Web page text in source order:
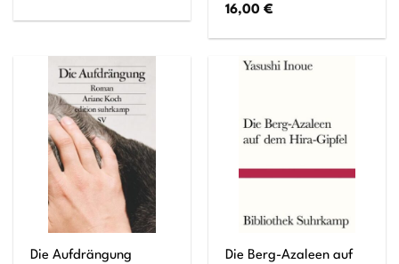
16,00€
Die Aufdrängung
Die Berg-Azaleen auf